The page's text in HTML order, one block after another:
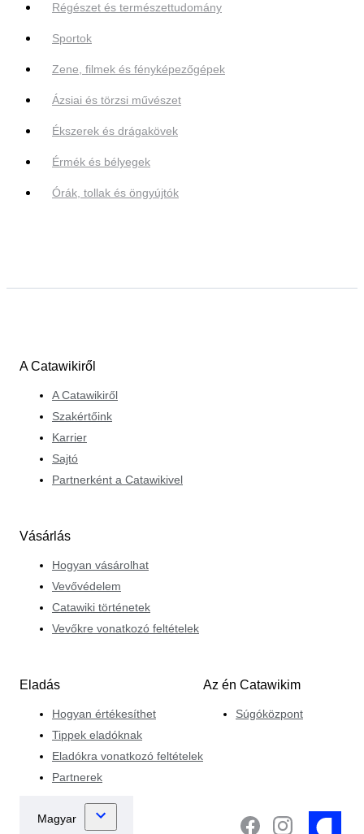
Régészet és természettudomány
Sportok
Zene, filmek és fényképezőgépek
Ázsiai és törzsi művészet
Ékszerek és drágakövek
Érmék és bélyegek
Órák, tollak és öngyújtók
A Catawikiről
A Catawikiről
Szakértőink
Karrier
Sajtó
Partnerként a Catawikivel
Vásárlás
Hogyan vásárolhat
Vevővédelem
Catawiki történetek
Vevőkre vonatkozó feltételek
Eladás
Hogyan értékesíthet
Tippek eladóknak
Eladókra vonatkozó feltételek
Partnerek
Az én Catawikim
Súgóközpont